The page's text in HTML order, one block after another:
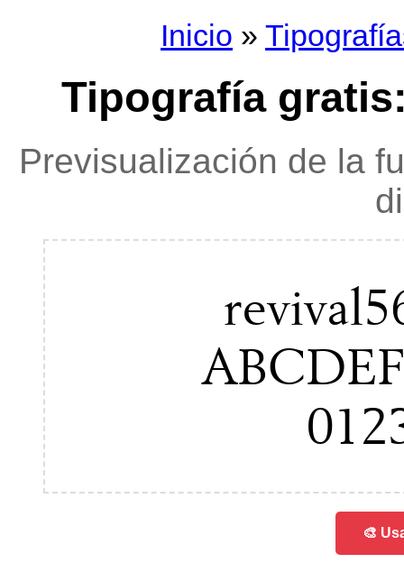
Inicio »
Tipografía
Previsualización de la
🎨